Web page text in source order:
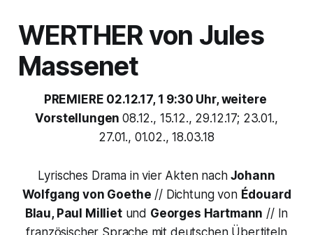
WERTHER von Jules
Massenet
PREMIERE 02.12.17, 1 9:30 Uhr,weitere
Vorstellungen08.12., 15.12., 29.12.17; 23.01.,
27.01., 01.02., 18.03.18
Lyrisches Drama in vier Akten nachJohann
Wolfgang von Goethe // Dichtung von Édouard
Blau, Paul Millietund Georges Hartmann // In
französischer Sprache mit deutschen Übertiteln